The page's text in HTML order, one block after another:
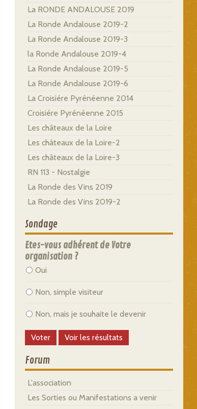
La RONDE ANDALOUSE 2019
La Ronde Andalouse 2019-2
La Ronde Andalouse 2019-3
la Ronde Andalouse 2019-4
La Ronde Andalouse 2019-5
La Ronde Andalouse 2019-6
La Croisiére Pyrénéenne 2014
Croisiére Pyrénéenne 2015
Les châteaux de la Loire
Les châteaux de la Loire-2
Les châteaux de la Loire-3
RN 113 - Nostalgie
La Ronde des Vins 2019
La Ronde des Vins 2019-2
Sondage
Etes-vous adhérent de Votre
organisation ?
Oui
Non, simple visiteur
Non, mais je souhaite le devenir
Forum
L'association
Les Sorties ou Manifestations a venir